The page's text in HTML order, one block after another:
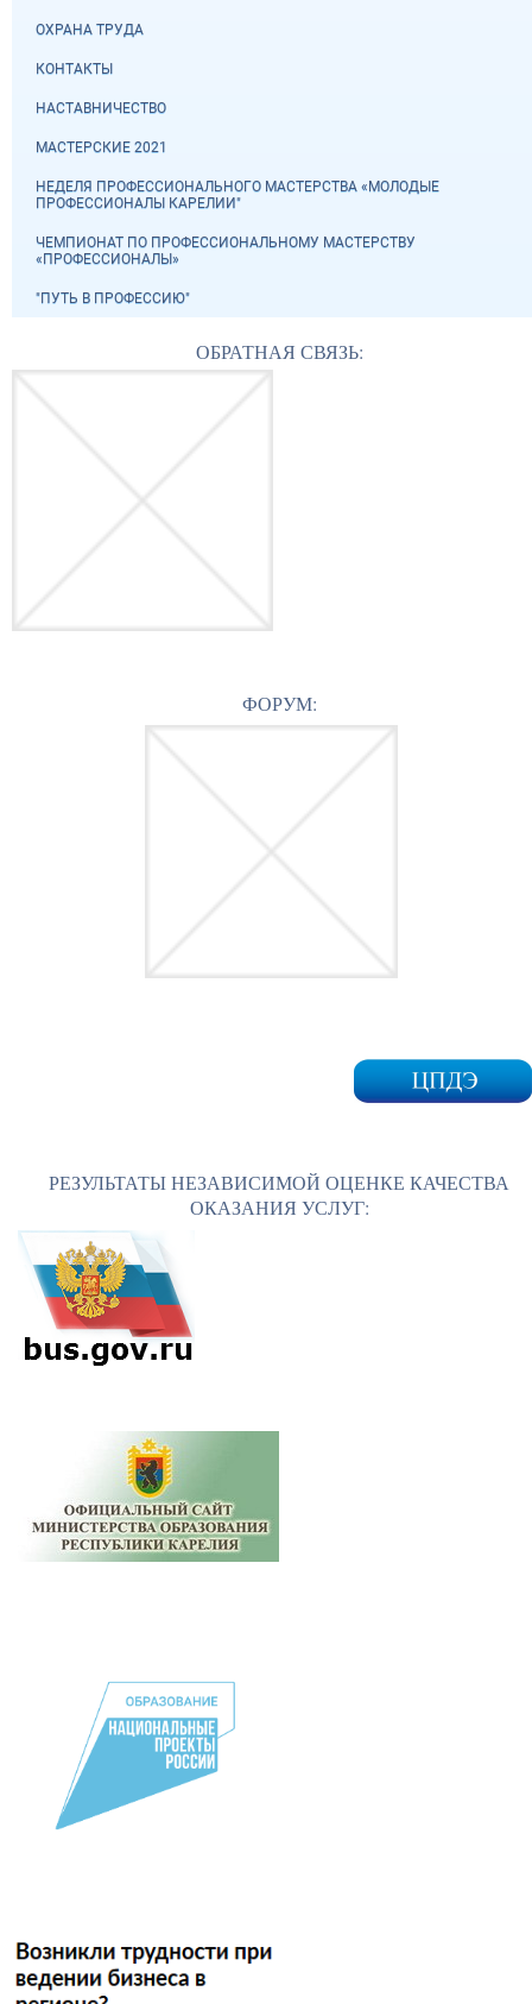
ОХРАНА ТРУДА
КОНТАКТЫ
НАСТАВНИЧЕСТВО
МАСТЕРСКИЕ 2021
НЕДЕЛЯ ПРОФЕССИОНАЛЬНОГО МАСТЕРСТВА «МОЛОДЫЕ
ПРОФЕССИОНАЛЫ КАРЕЛИИ"
ЧЕМПИОНАТ ПО ПРОФЕССИОНАЛЬНОМУ МАСТЕРСТВУ
«ПРОФЕССИОНАЛЫ»
"ПУТЬ В ПРОФЕССИЮ"
ОБРАТНАЯ СВЯЗЬ:
ФОРУМ:
РЕЗУЛЬТАТЫ НЕЗАВИСИМОЙ ОЦЕНКЕ КАЧЕСТВА
ОКАЗАНИЯ УСЛУГ: